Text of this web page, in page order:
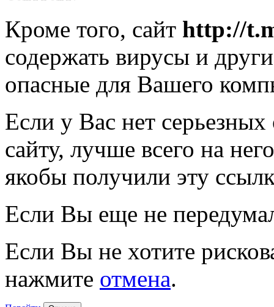
Кроме того, сайт http://
содержать вирусы и
опасные для Вашего
Если у Вас нет
сайту, лучше всего на
якобы получили эту
Если Вы еще не
Если Вы не хотите
нажмите отмена.